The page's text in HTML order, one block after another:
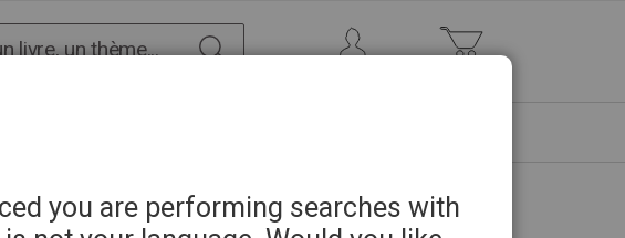
you are performing searches with